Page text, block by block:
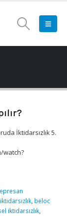
İktidarsızlık 5.
watch?
, beloc
iktidarsızlık,